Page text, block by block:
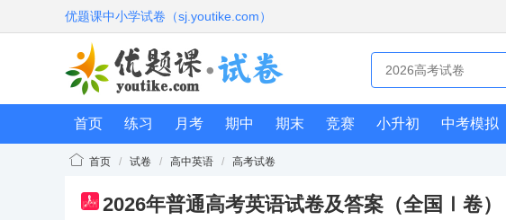
优题课中小学试卷（sj.youtike.com）
首页 练习 月考 期中 期末 竞赛 小升初 中考模拟
首页 / 试卷 / 高中英语 / 高考试卷
pdf 2026年普通高考英语试卷及答案（全国Ⅰ卷）